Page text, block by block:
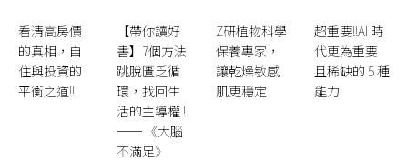
看清高房價
的真相，自
住與投資的
平衡之道!!
【帶你讀好
書】7個方法
跳脫匱乏循
環，找回生
活的主導權 !
── 《大腦
不滿足》
Z研植物科學
保養專家，
讓乾燥敏感
肌更穩定
超重要!!AI 時
代更為重要
且稀缺的 5 種
能力